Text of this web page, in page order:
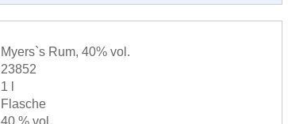
Myers`s Rum, 40% vol.
23852
1 l
Flasche
40 % vol.